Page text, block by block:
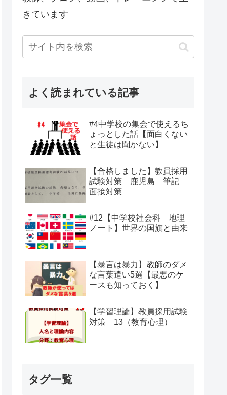
きています
よく読まれている記事
#4中学校の集会で使えるち
ょっとした話【面白くない
と生徒は聞かない】
【合格しました】教員採用
試験対策 鹿児島 筆記
面接対策
#12【中学校社会科 地理
ノート】世界の国旗と由来
【暴言は暴力】教師のダメ
な言葉遣い5選【最悪のケ
ースも知っておく】
【学習理論】教員採用試験
対策 13（教育心理）
タグ一覧